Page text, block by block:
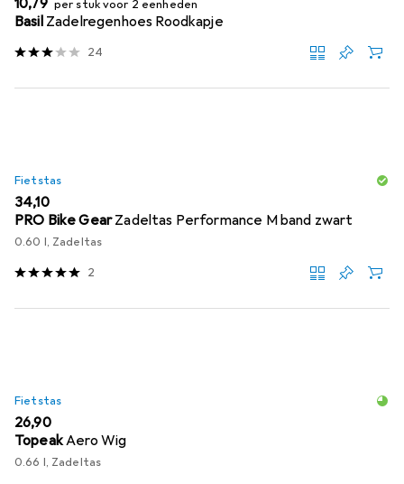
EUR
10,79 per stuk voor 2 eenheden
Basil Zadelregenhoes Roodkapje
24
Fietstas
EUR
34,10
PRO Bike GearZadeltas Performance M band zwart
0.60 l, Zadeltas
2
Fietstas
EUR
26,90
TopeakAero Wig
0.66 l, Zadeltas